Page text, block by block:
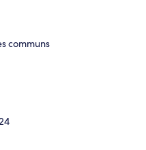
communs